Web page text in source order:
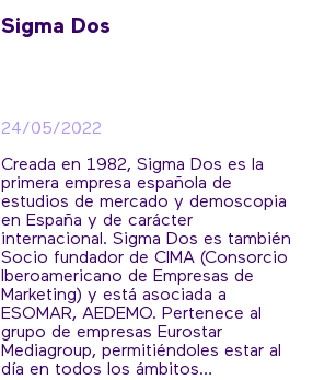
Sigma Dos
24/05/2022
Creada en 1982, Sigma Dos es la
primera empresa española de
estudios de mercado y demoscopia
en España y de carácter
internacional. Sigma Dos es también
Socio fundador de CIMA (Consorcio
Iberoamericano de Empresas de
Marketing) y está asociada a
ESOMAR, AEDEMO. Pertenece al
grupo de empresas Eurostar
Mediagroup, permitiéndoles estar al
día en todos los ámbitos…